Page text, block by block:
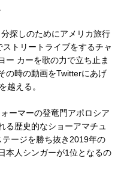
探しのためにアメリカ旅行
トリートライブをするチャ
ー カーを歌の力で立ち止ま
の時の動画をTwitterにあげ
越える。
ーマーの登竜門アポロシア
る歴史的なショーアマチュ
ージを勝ち抜き2019年の
本人シンガーが1位となるの